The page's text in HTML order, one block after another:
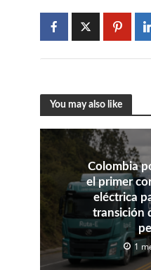
You may also like
Colombia
el primer
eléctrica
transición
1